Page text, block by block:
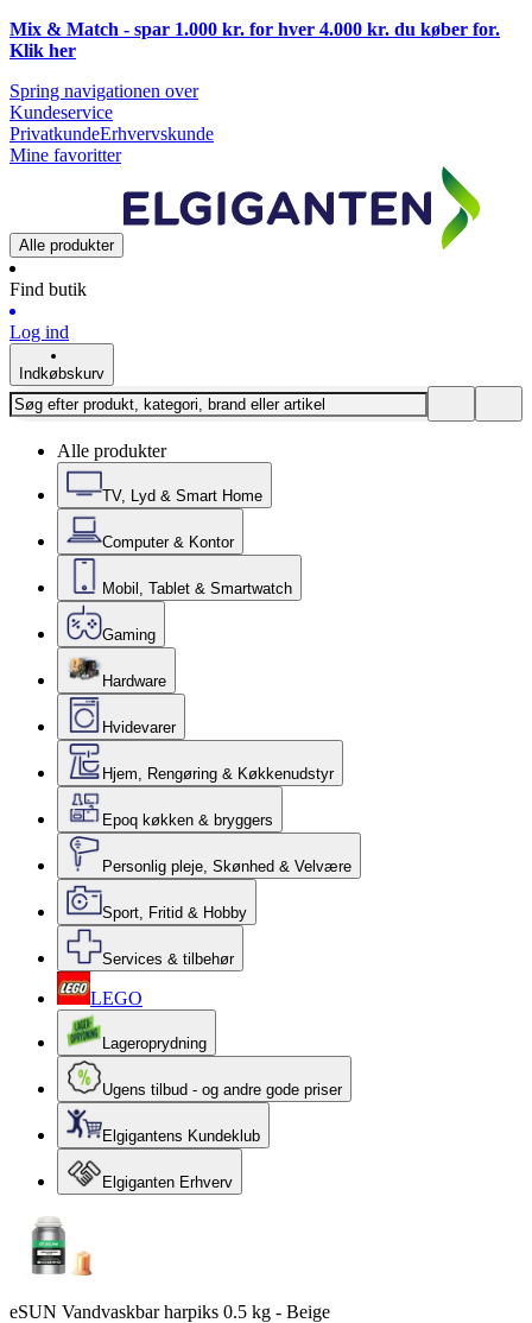
Mix & Match - spar 1.000 kr. for hver 4.000 kr. du køber for.
Klik her
Spring navigationen over
Kundeservice
PrivatkundeErhvervskunde
Mine favoritter
Alle produkter
Find butik
Log ind
Indkøbskurv
Alle produkter
TV, Lyd & Smart Home
Computer & Kontor
Mobil, Tablet & Smartwatch
Gaming
Hardware
Hvidevarer
Hjem, Rengøring & Køkkenudstyr
Epoq køkken & bryggers
Personlig pleje, Skønhed & Velvære
Sport, Fritid & Hobby
Services & tilbehør
LEGO
Lageroprydning
Ugens tilbud - og andre gode priser
Elgigantens Kundeklub
Elgiganten Erhverv
eSUN Vandvaskbar harpiks 0.5 kg - Beige